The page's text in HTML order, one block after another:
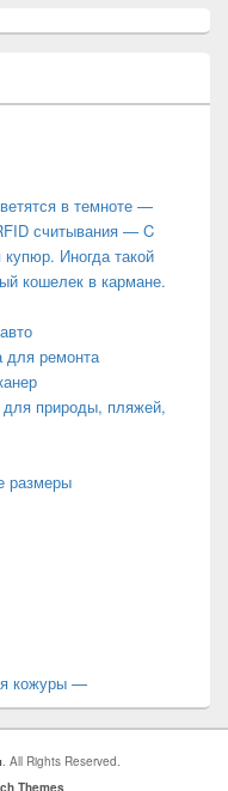
в темноте —
считывания — C
Иногда такой
кошелек в кармане.
для ремонта
природы, пляжей,
размеры
кожуры —
. All Rights Reserved.
Themes